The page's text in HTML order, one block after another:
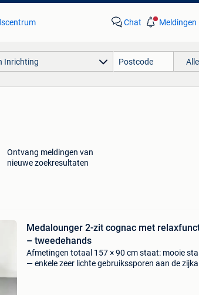
Chat Meldingen
Inrichting
Ontvang meldingen van
nieuwe zoekresultaten
Medalounger 2-zit cognac met
– tweedehands
Afmetingen totaal 157 × 90 cm staat: mooie
— enkele zeer lichte gebruikssporen aan de